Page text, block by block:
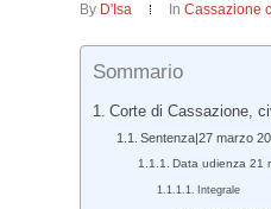
By D'Isa InCassazione
Sommario
Corte di Cassazione,
Sentenza|27 marzo
Data udienza 21
Integrale